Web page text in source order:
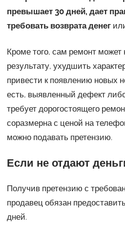
превышает 30 дней, дает
требовать возврата денег
Кроме того, сам ремонт может
результату, ухудшить
привести к появлению новых
есть, выявленный дефект
требует дорогостоящего
соразмерна с ценой на
можно подавать претензию.
Если не отдают
Получив претензию с
продавец обязан
дней.